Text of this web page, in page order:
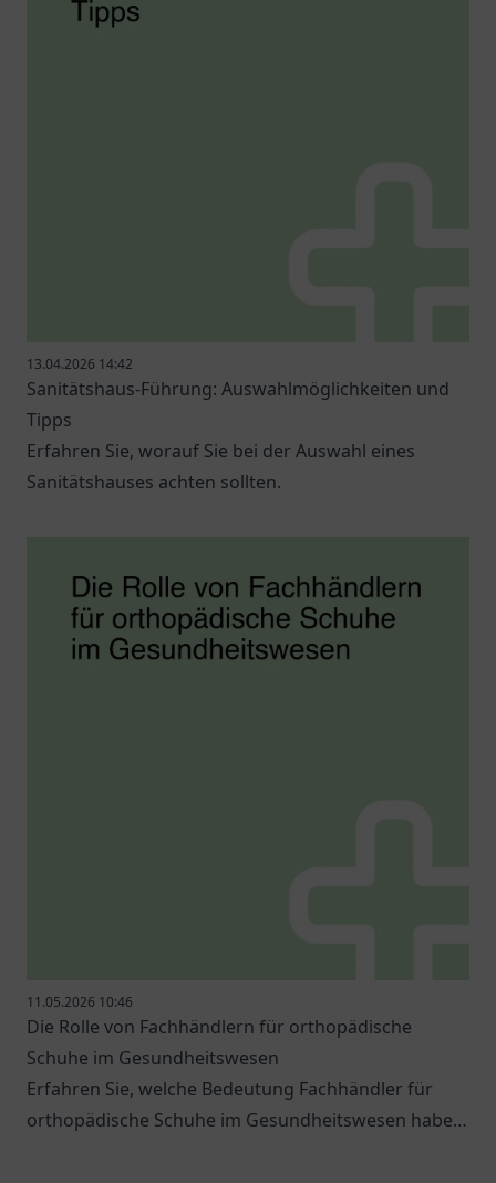
13.04.2026 14:42
Sanitätshaus-Führung: Auswahlmöglichkeiten und
Tipps
Erfahren Sie, worauf Sie bei der Auswahl eines
Sanitätshauses achten sollten.
11.05.2026 10:46
Die Rolle von Fachhändlern für orthopädische
Schuhe im Gesundheitswesen
Erfahren Sie, welche Bedeutung Fachhändler für
orthopädische Schuhe im Gesundheitswesen haben